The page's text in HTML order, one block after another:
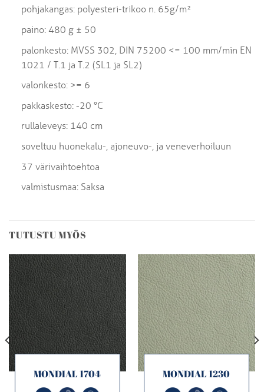
pohjakangas: polyesteri-trikoo n. 65g/m²
paino: 480 g ± 50
palonkesto: MVSS 302, DIN 75200 <= 100 mm/min EN
1021 / T.1 ja T.2 (SL1 ja SL2)
valonkesto: >= 6
pakkaskesto: -20 °C
rullaleveys: 140 cm
soveltuu huonekalu-, ajoneuvo-, ja veneverhoiluun
37 värivaihtoehtoa
valmistusmaa: Saksa
TUTUSTU MYÖS
MONDIAL 1704 MONDIAL 1230